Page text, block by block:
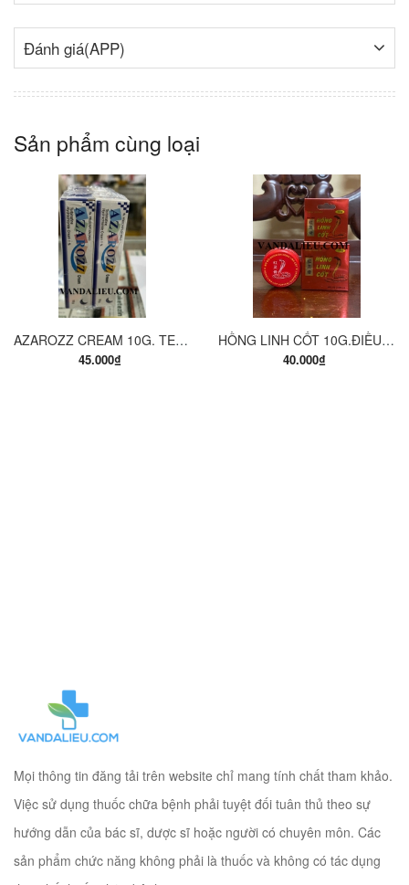
Đánh giá(APP)
Sản phẩm cùng loại
AZAROZZ CREAM 10G. TERBINAFINE 1%. THUỐC TRỊ NẤM DA CHÂN, NẤM DA ĐÙI, NẤM DA THÂN, LANG BEN...
45.000₫
HỒNG LINH CỐT 10G.ĐIỀU TRỊ BỆNH THẤP KHỚP, VIÊM ĐAU KHỚP, VIÊM CƠ, BONG GÂN, BẦM TÍM.
40.000₫
Mọi thông tin đăng tải trên website chỉ mang tính chất tham khảo.
Việc sử dụng thuốc chữa bệnh phải tuyệt đối tuân thủ theo sự
hướng dẫn của bác sĩ, dược sĩ hoặc người có chuyên môn. Các
sản phẩm chức năng không phải là thuốc và không có tác dụng